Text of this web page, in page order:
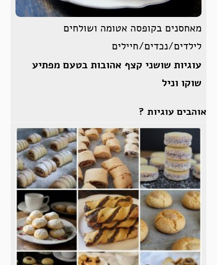
מאחסנים בקופסה אטומה ושולחים
לילדים/נכדים/חיילים
עוגיות שושני קצף אהובות בטעם מפתיע
שוקו וניל
אוהבים עוגיות ?